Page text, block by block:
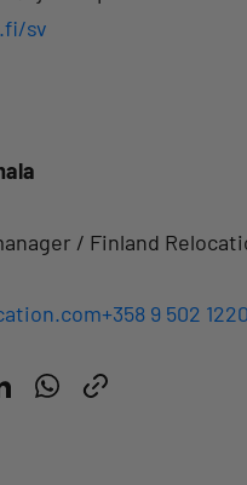
sv
/ Finland
+358 9 502 1220